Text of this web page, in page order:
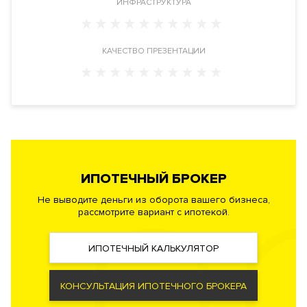
благоприятном районе Хамовники в ЦАО, рядом с метро
Система “Умный дом”. Центральная система управления
домом. Центральные системы приточно-вытяжной
вентиляции. Система кондиционирования VRVIII с системой
рекуперации. Фильтры очистки воздуха, системы очистки
воды до уровня питьевой, малошумные лифты TissenKrupp.
Автоматическая система пожаротушения, противопожарная
ИНФРАСТРУКТУРА
КАЧЕСТВО ПРЕЗЕНТАЦИИ
ИПОТЕЧНЫЙ БРОКЕР
Не выводите деньги из оборота вашего бизнеса,
рассмотрите вариант с ипотекой.
ИПОТЕЧНЫЙ КАЛЬКУЛЯТОР
КОНСУЛЬТАЦИЯ ИПОТЕЧНОГО БРОКЕРА